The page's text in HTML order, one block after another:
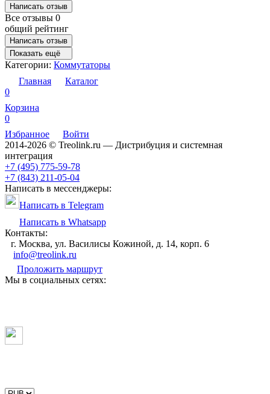
Написать отзыв
Все отзывы 0
общий рейтинг
Написать отзыв
Показать ещё
Категории: Коммутаторы
Главная
Каталог
0
Корзина
0
Избранное
Войти
2014-2026 © Treolink.ru — Дистрибуция и системная
интеграция
+7 (495) 775-59-78
+7 (843) 211-05-04
Написать в мессенджеры:
Написать в Telegram
Написать в Whatsapp
Контакты:
г. Москва, ул. Василисы Кожиной, д. 14, корп. 6
info@treolink.ru
Проложить маршрут
Мы в социальных сетях: